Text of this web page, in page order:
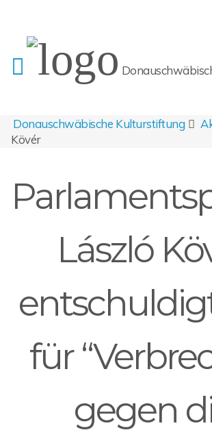
Donauschwäbische Kulturstiftung
Kövér
László
für
gegen